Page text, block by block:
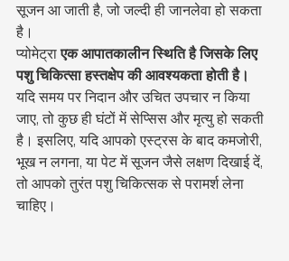
सूजन आ जाती है, जो जल्दी ही जानलेवा हो सकता
है।
प्योमेट्रा एक आपातकालीन स्थिति है जिसके लिए
पशु चिकित्सा हस्तक्षेप की आवश्यकता होती है।
यदि समय पर निदान और उचित उपचार न किया
जाए, तो कुछ ही घंटों में सेप्सिस और मृत्यु हो सकती
है। इसलिए, यदि आपको एस्ट्रस के बाद कमजोरी,
भूख न लगना, या पेट में सूजन जैसे लक्षण दिखाई दें,
तो आपको तुरंत पशु चिकित्सक से परामर्श लेना
चाहिए।